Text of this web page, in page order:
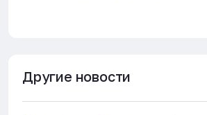
Другие новости